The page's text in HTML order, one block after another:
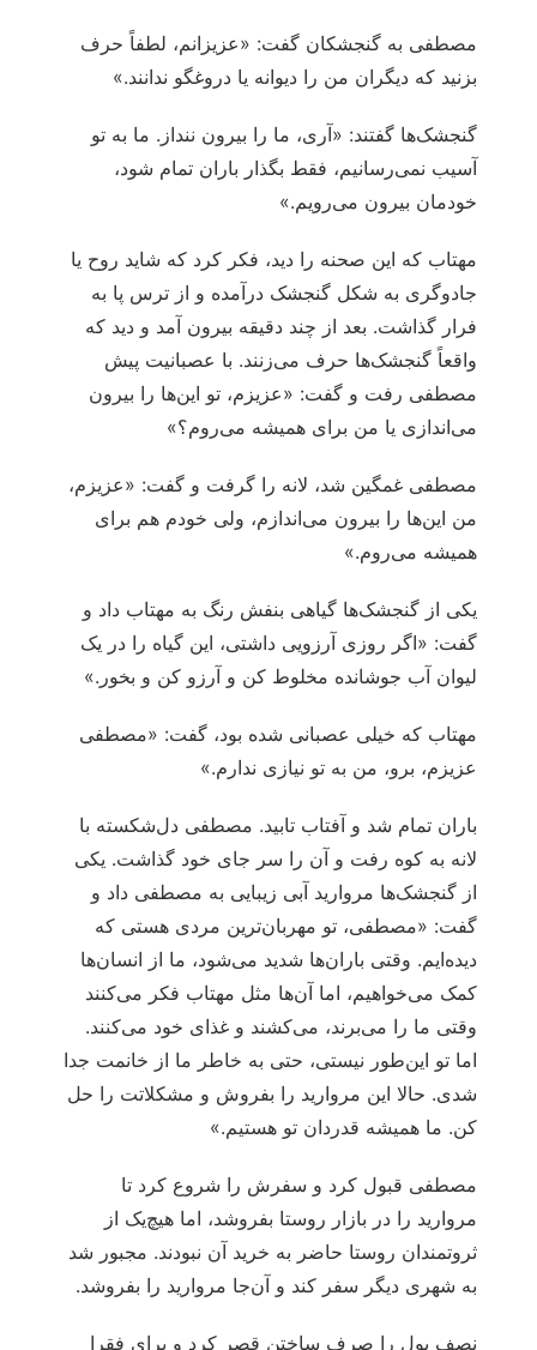
مصطفی به گنجشکان گفت: «عزیزانم، لطفاً حرف
بزنید که دیگران من را دیوانه یا دروغگو ندانند.»
گنجشک‌ها گفتند: «آری، ما را بیرون ننداز. ما به تو
آسیب نمی‌رسانیم، فقط بگذار باران تمام شود،
خودمان بیرون می‌رویم.»
مهتاب که این صحنه را دید، فکر کرد که شاید روح یا
جادوگری به شکل گنجشک درآمده و از ترس پا به
فرار گذاشت. بعد از چند دقیقه بیرون آمد و دید که
واقعاً گنجشک‌ها حرف می‌زنند. با عصبانیت پیش
مصطفی رفت و گفت: «عزیزم، تو این‌ها را بیرون
می‌اندازی یا من برای همیشه می‌روم؟»
مصطفی غمگین شد، لانه را گرفت و گفت: «عزیزم،
من این‌ها را بیرون می‌اندازم، ولی خودم هم برای
همیشه می‌روم.»
یکی از گنجشک‌ها گیاهی بنفش رنگ به مهتاب داد و
گفت: «اگر روزی آرزویی داشتی، این گیاه را در یک
لیوان آب جوشانده مخلوط کن و آرزو کن و بخور.»
مهتاب که خیلی عصبانی شده بود، گفت: «مصطفی
عزیزم، برو، من به تو نیازی ندارم.»
باران تمام شد و آفتاب تابید. مصطفی دل‌شکسته با
لانه به کوه رفت و آن را سر جای خود گذاشت. یکی
از گنجشک‌ها مروارید آبی زیبایی به مصطفی داد و
گفت: «مصطفی، تو مهربان‌ترین مردی هستی که
دیده‌ایم. وقتی باران‌ها شدید می‌شود، ما از انسان‌ها
کمک می‌خواهیم، اما آن‌ها مثل مهتاب فکر می‌کنند
وقتی ما را می‌برند، می‌کشند و غذای خود می‌کنند.
اما تو این‌طور نیستی، حتی به خاطر ما از خانمت جدا
شدی. حالا این مروارید را بفروش و مشکلاتت را حل
کن. ما همیشه قدردان تو هستیم.»
مصطفی قبول کرد و سفرش را شروع کرد تا
مروارید را در بازار روستا بفروشد، اما هیچ‌یک از
ثروتمندان روستا حاضر به خرید آن نبودند. مجبور شد
به شهری دیگر سفر کند و آن‌جا مروارید را بفروشد.
نصف پول را صرف ساختن قصر کرد و برای فقرا